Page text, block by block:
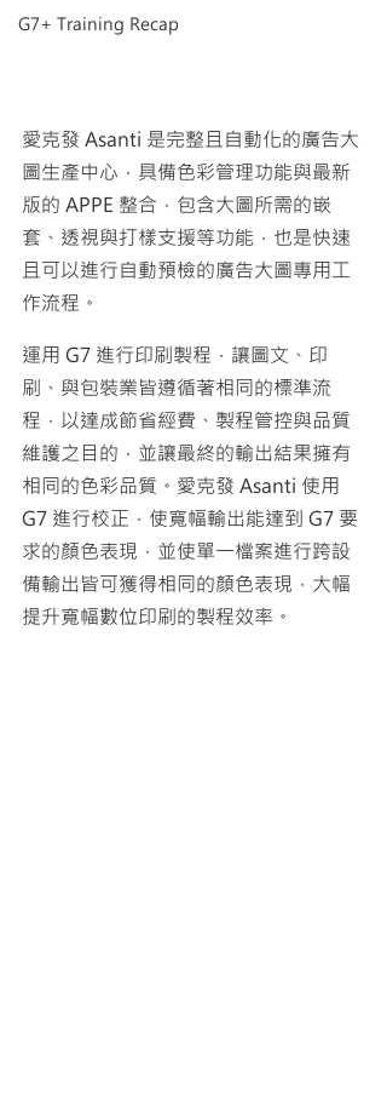
G7+ Training Recap
愛克發 Asanti 是完整且自動化的廣告大
圖生產中心，具備色彩管理功能與最新
版的 APPE 整合，包含大圖所需的嵌
套、透視與打樣支援等功能，也是快速
且可以進行自動預檢的廣告大圖專用工
作流程。
運用 G7 進行印刷製程，讓圖文、印
刷、與包裝業皆遵循著相同的標準流
程，以達成節省經費、製程管控與品質
維護之目的，並讓最終的輸出結果擁有
相同的色彩品質。 愛克發 Asanti 使用
G7 進行校正，使寬幅輸出能達到 G7 要
求的顏色表現，並使單一檔案進行跨設
備輸出皆可獲得相同的顏色表現 ，大幅
提升寬幅數位印刷的製程效率。